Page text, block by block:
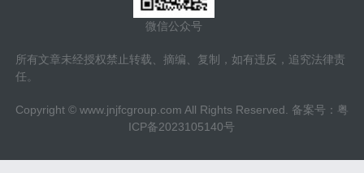
微信公众号
所有文章未经授权禁止转载、摘编、复制，如有违反，追究法律责
任。
Copyright © www.jnjfcgroup.com All Rights Reserved. 备案号： 粤
ICP备2023105140号